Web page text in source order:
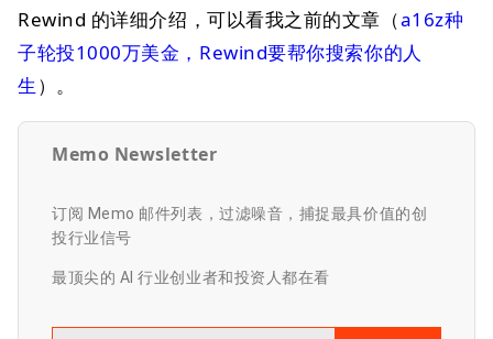
Rewind 的详细介绍，可以看我之前的文章（a16z种
子轮投1000万美金，Rewind要帮你搜索你的人
生 ）。
Memo Newsletter
订阅 Memo 邮件列表，过滤噪音，捕捉最具价值的创
投行业信号
最顶尖的 AI 行业创业者和投资人都在看